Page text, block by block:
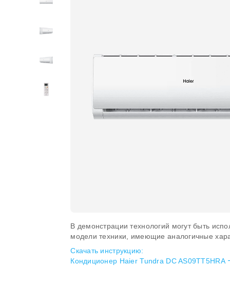
В демонстрации технологий могут быть
модели техники, имеющие аналогичные
Скачать инструкцию:
Кондиционер Haier Tundra DC AS09TT5HRA